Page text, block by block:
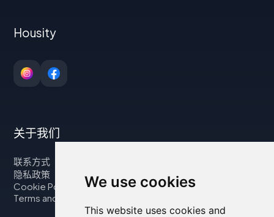
We use cookies
This website uses cookies and
Housity
关于我们
联系方式
隐私政策
Cookie Policy
Terms and Conditions